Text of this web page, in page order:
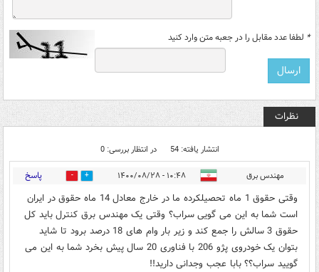
* لطفا عدد مقابل را در جعبه متن وارد کنید
نظرات
انتشار یافته: 54 در انتظار بررسی: 0
مهندس برق ۱۰:۴۸ - ۱۴۰۰/۰۸/۲۸ 49 پاسخ
وقتی حقوق 1 ماه تحصیلکرده ما در خارج معادل 14 ماه حقوق در ایران
است شما به این می گویی سراب؟ وقتی یک مهندس برق کنترل باید کل
حقوق 3 سالش را جمع کند و زیر بار وام های 18 درصد برود تا شاید
بتوان یک خودروی پژو 206 با فناوری 20 سال پیش بخرد شما به این می
گویید سراب؟؟ بابا عجب وجدانی دارید!!